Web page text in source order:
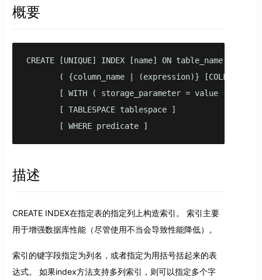
概要
CREATE [UNIQUE] INDEX [name] ON table_name [USING
( {column_name | (expression)} [COLLATE
[ WITH ( storage_parameter = value [, ... ]
       [ TABLESPACE tablespace ]
       [ WHERE predicate ]
描述
CREATE INDEX在指定表的指定列上构造索引。 索引主要
用于增强数据库性能（尽管使用不当会导致性能降低）。
索引的键字段指定为列名，或者指定为用括号括起来的表
达式。 如果index方法支持多列索引，则可以指定多个字